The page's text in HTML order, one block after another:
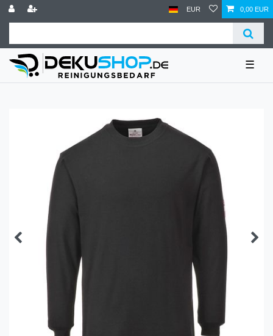
EUR 0,00 EUR
☰